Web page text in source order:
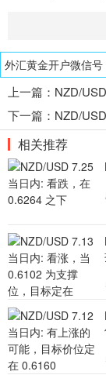
外汇黄金开户微信
上一篇： NZD/
下一篇： NZD/
0.6831
相关推荐